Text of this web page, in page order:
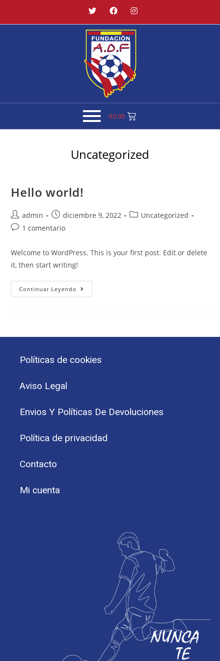
€0.00
Uncategorized
Hello world!
admin diciembre 9, 2022
Uncategorized
1 comentario
Welcome to WordPress. This is your first post. Edit or delete
it, then start writing!
Continuar Leyendo
Políticas de cookies
Aviso Legal
Envios Y Políticas De Devoluciones
Política de privacidad
Contacto
Mi cuenta